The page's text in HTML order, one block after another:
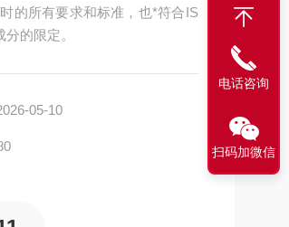
的所有要求和标准，也*符合IS
的限定。
05-10
电话咨询
扫码加微信